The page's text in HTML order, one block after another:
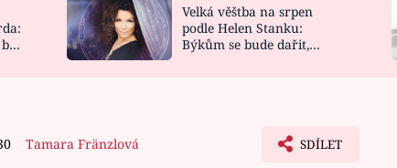
NOVINKY
VIDEORECEPTY
DESIGN
Velká věštba na srpen
podle Helen Stanku:
Býkům se bude dařit,
Tamara Fränzlová SDÍLET